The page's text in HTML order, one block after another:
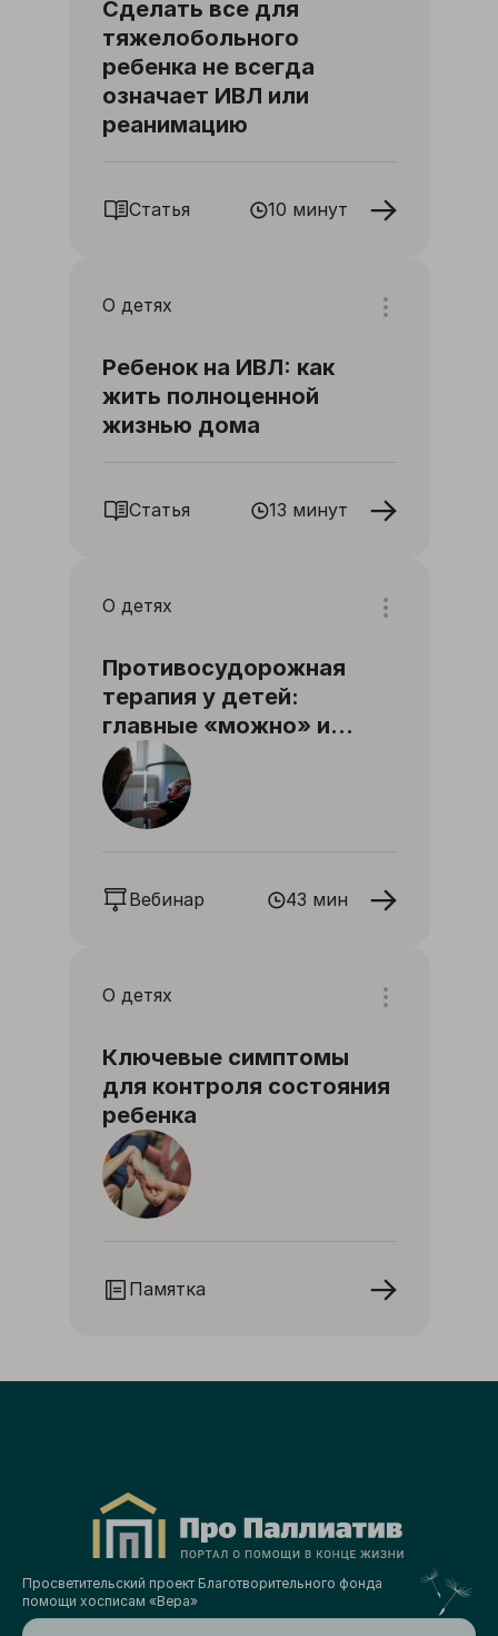
Сделать все для
тяжелобольного
ребенка не всегда
означает ИВЛ или
реанимацию
Статья 10 минут
О детях
Ребенок на ИВЛ: как
жить полноценной
жизнью дома
Статья 13 минут
О детях
Противосудорожная
терапия у детей:
главные «можно» и
«нельзя»
Вебинар 43 мин
О детях
Ключевые симптомы
для контроля состояния
ребенка
Памятка
Просветительский проект Благотворительного фонда
помощи хосписам «Вера»